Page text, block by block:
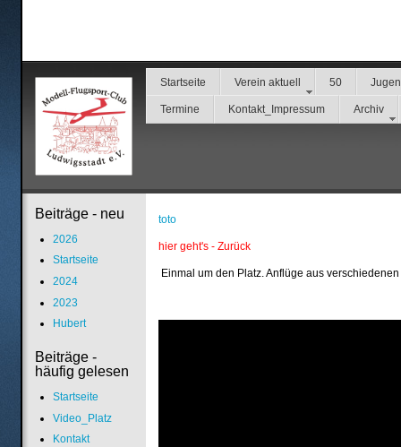
Startseite Verein aktuell 50
Termine Kontakt_Impressum Archiv
toto
hier geht's - Zurück
Einmal um den Platz. Anflüge aus
Beiträge - neu
2026
Startseite
2024
2023
Hubert
Beiträge -
häufig gelesen
Startseite
Video_Platz
Kontakt